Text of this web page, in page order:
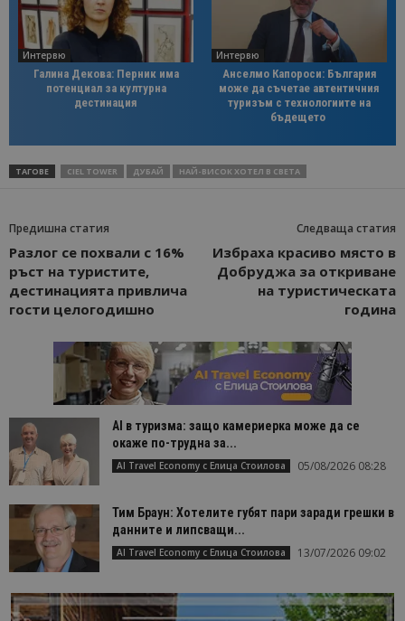
Интервю
Галина Декова: Перник има
потенциал за културна
дестинация
Интервю
Анселмо Капороси: България
може да съчетае автентичния
туризъм с технологиите на
бъдещето
ТАГОВЕ CIEL TOWER ДУБАЙ НАЙ-ВИСОК ХОТЕЛ В СВЕТА
Предишна статия
Разлог се похвали с 16%
ръст на туристите,
дестинацията привлича
гости целогодишно
Следваща статия
Избраха красиво място в
Добруджа за откриване
на туристическата
година
AI в туризма: защо камериерка може да се
окаже по-трудна за...
AI Travel Economy с Елица Стоилова 05/08/2026 08:28
Тим Браун: Хотелите губят пари заради грешки в
данните и липсващи...
AI Travel Economy с Елица Стоилова 13/07/2026 09:02